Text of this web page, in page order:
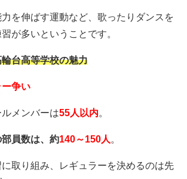
を伸ばす運動など、歌ったりダンスを
が多いということです。
台高等学校の魅力
ー争い
メンバーは55人以内
員数は、約140～150人
取り組み、レギュラーを決めるのは先